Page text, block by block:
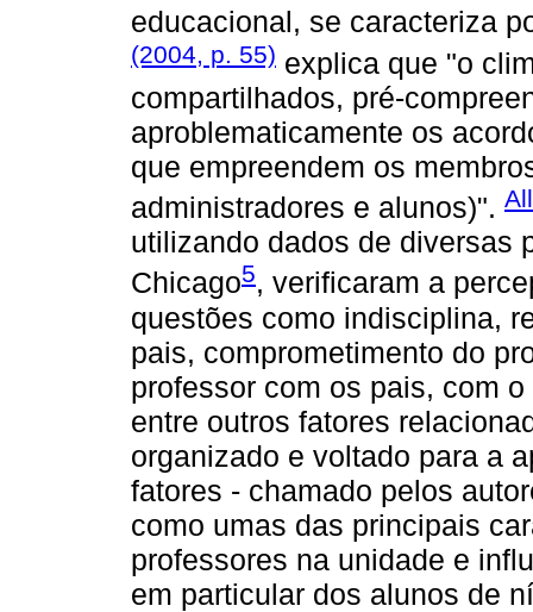
educacional, se caracteriza
(2004, p. 55) explica que "o
compartilhados, pré-
aproblematicamente os
que empreendem os
administradores e alunos)".
utilizando dados de diversas
Chicago5, verificaram a
questões como indisciplina,
pais, comprometimento do
professor com os pais, com
entre outros fatores
organizado e voltado para a
fatores - chamado pelos
como umas das principais
professores na unidade e
em particular dos alunos de